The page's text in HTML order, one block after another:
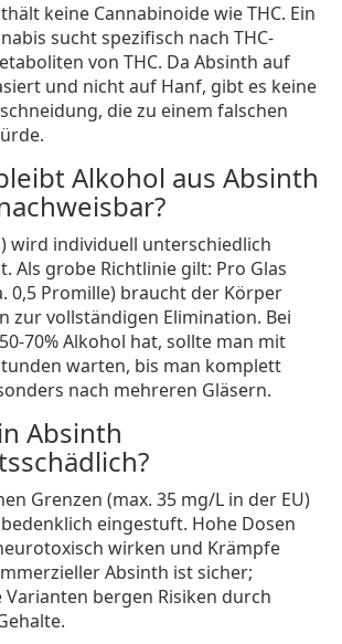
keine Cannabinoide wie THC. Ein
sucht spezifisch nach THC-
von THC. Da Absinth auf
und nicht auf Hanf, gibt es keine
die zu einem falschen
Alkohol aus Absinth
wird individuell unterschiedlich
Als grobe Richtlinie gilt: Pro Glas
0,5 Promille) braucht der Körper
zur vollständigen Elimination. Bei
70% Alkohol hat, sollte man mit
warten, bis man komplett
nach mehreren Gläsern.
Absinth
Grenzen (max. 35 mg/L in der EU)
eingestuft. Hohe Dosen
wirken und Krämpfe
Absinth ist sicher;
bergen Risiken durch